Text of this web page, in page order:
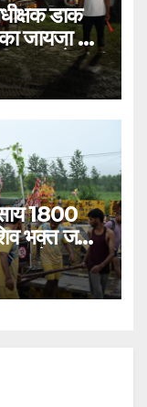
डाक
जायजा लेने
पर देर
1800
भक्त जल
चुके